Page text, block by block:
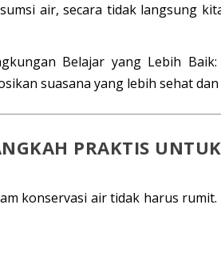
air, secara tidak langsung
Belajar yang Lebih Baik:
suasana yang lebih sehat
PRAKTIS
konservasi air tidak harus